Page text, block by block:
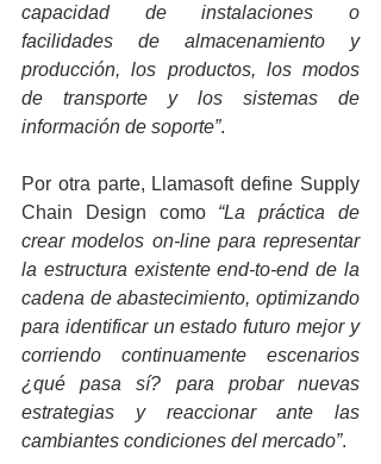
capacidad de instalaciones o
facilidades de almacenamiento y
producción, los productos, los modos
de transporte y los sistemas de
información de soporte”.
Por otra parte, Llamasoft define Supply
Chain Design como “La práctica de
crear modelos on-line para representar
la estructura existente end-to-end de la
cadena de abastecimiento, optimizando
para identificar un estado futuro mejor y
corriendo continuamente escenarios
¿qué pasa sí? para probar nuevas
estrategias y reaccionar ante las
cambiantes condiciones del mercado”.